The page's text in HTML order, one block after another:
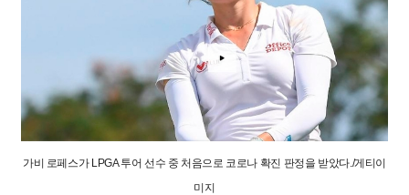
가비 로페스가 LPGA 투어 선수 중 처음으로 코로나 확진 판정을 받았다./게티이
미지